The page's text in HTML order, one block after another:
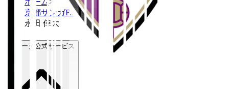
ホーム >
京都サンガF.C. >
永田 倖大
Ｊリーグ公式サービス